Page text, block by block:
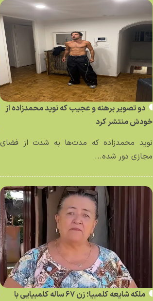
دو تصویر برهنه و عجیب که نوید محمدزاده از
خودش منتشر کرد
نوید محمدزاده که مدت‌ها به شدت از فضای
مجازی دور شده...
ملکه شایعه کلمبیا؛ زن ۶۷ ساله کلمبیایی با